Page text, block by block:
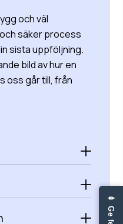
och väl
säker process
sista uppföljning.
bild av hur en
oss går till, från